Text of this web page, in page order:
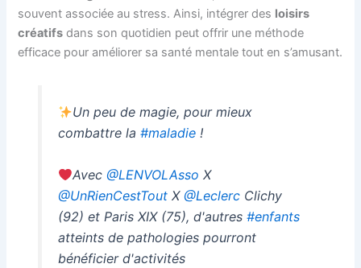
souvent associée au stress. Ainsi, intégrer des loisirs
créatifs dans son quotidien peut offrir une méthode
efficace pour améliorer sa santé mentale tout en s’amusant.
Un peu de magie, pour mieux
combattre la #maladie!
Avec @LENVOLAsso X
@UnRienCestToutX @LeclercClichy
(92) et Paris XIX (75), d'autres #enfants
atteints de pathologies pourront
bénéficier d'activités